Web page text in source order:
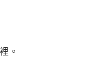
。